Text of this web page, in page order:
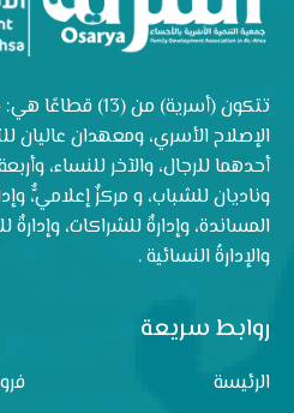
تتكون (أسرية) من
الإصلاح الأسري، ومعهدان عاليان
أحدهما للرجال، والآخر للنساء،
وناديان للشباب، و مركزٌ إعلاميٌّ،
المساندة، وإدارةٌ للشراكات، وإدارةٌ
والإدارةُ النسائية .
روابط سريعة
الرئيسة